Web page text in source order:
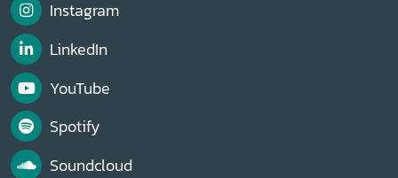
Instagram
LinkedIn
YouTube
Spotify
Soundcloud